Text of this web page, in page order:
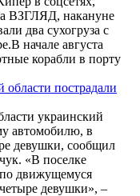
ВЗГЛЯД, накануне
два сухогруза с
начале августа
корабли в порту
пострадали
украинский
автомобилю, в
девушки, сообщил
«В поселке
движущемуся
девушки», –